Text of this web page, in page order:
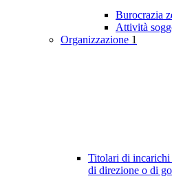
Burocrazia
Attività
Organizzazione 1
Titolari di
di direzione o di